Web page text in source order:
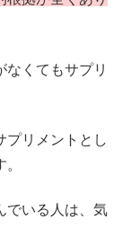
なくてもサプリ
プリメントとし
でいる人は、気